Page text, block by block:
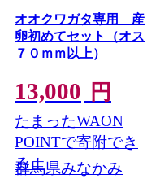
オオクワガタ専用 産
卵初めてセット（オス
７０ｍｍ以上）
13,000 円
たまったWAON
POINTで寄附でき
る！
群馬県みなかみ